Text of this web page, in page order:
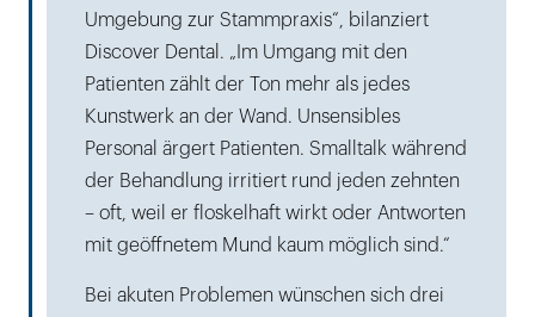
Umgebung zur Stammpraxis“, bilanziert
Discover Dental. „Im Umgang mit den
Patienten zählt der Ton mehr als jedes
Kunstwerk an der Wand. Unsensibles
Personal ärgert Patienten. Smalltalk während
der Behandlung irritiert rund jeden zehnten
– oft, weil er floskelhaft wirkt oder Antworten
mit geöffnetem Mund kaum möglich sind.“
Bei akuten Problemen wünschen sich drei